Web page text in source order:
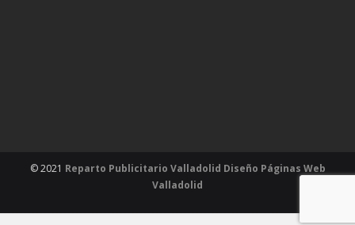
© 2021 Reparto Publicitario Valladolid Diseño Páginas Web
Valladolid